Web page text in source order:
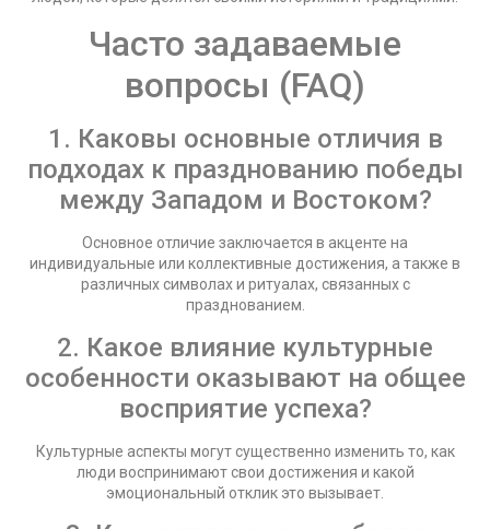
Часто задаваемые
вопросы (FAQ)
1. Каковы основные отличия в
подходах к празднованию победы
между Западом и Востоком?
Основное отличие заключается в акценте на
индивидуальные или коллективные достижения, а также в
различных символах и ритуалах, связанных с
празднованием.
2. Какое влияние культурные
особенности оказывают на общее
восприятие успеха?
Культурные аспекты могут существенно изменить то, как
люди воспринимают свои достижения и какой
эмоциональный отклик это вызывает.